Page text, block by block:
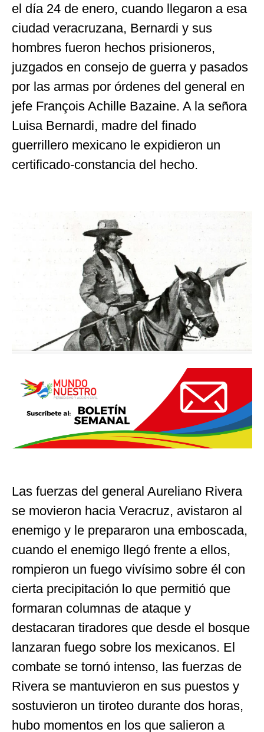
el día 24 de enero, cuando llegaron a esa
ciudad veracruzana, Bernardi y sus
hombres fueron hechos prisioneros,
juzgados en consejo de guerra y pasados
por las armas por órdenes del general en
jefe François Achille Bazaine. A la señora
Luisa Bernardi, madre del finado
guerrillero mexicano le expidieron un
certificado-constancia del hecho.
Las fuerzas del general Aureliano Rivera
se movieron hacia Veracruz, avistaron al
enemigo y le prepararon una emboscada,
cuando el enemigo llegó frente a ellos,
rompieron un fuego vivísimo sobre él con
cierta precipitación lo que permitió que
formaran columnas de ataque y
destacaran tiradores que desde el bosque
lanzaran fuego sobre los mexicanos. El
combate se tornó intenso, las fuerzas de
Rivera se mantuvieron en sus puestos y
sostuvieron un tiroteo durante dos horas,
hubo momentos en los que salieron a